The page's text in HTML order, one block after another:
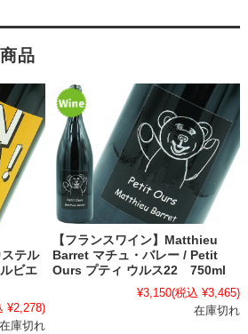
品
テル
ビエ
¥2,278)
在庫切れ
【フランスワイン】Matthieu
Barret マチュ・バレー / Petit
Ours プティ ウルス22 750ml
¥3,150(税込 ¥3,465)
在庫切れ